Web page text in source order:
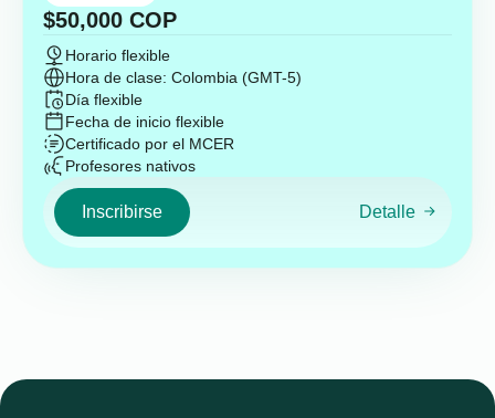
$50,000 COP
Horario flexible
Hora de clase: Colombia (GMT-5)
Día flexible
Fecha de inicio flexible
Certificado por el MCER
Profesores nativos
Inscribirse Detalle